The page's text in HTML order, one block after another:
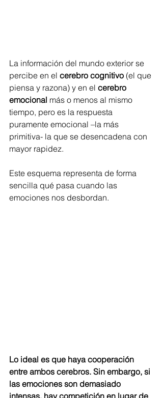
La información del mundo exterior se
percibe en el cerebro cognitivo (el que
piensa y razona) y en el cerebro
emocional más o menos al mismo
tiempo, pero es la respuesta
puramente emocional –la más
primitiva- la que se desencadena con
mayor rapidez.
Este esquema representa de forma
sencilla qué pasa cuando las
emociones nos desbordan.
Lo ideal es que haya cooperación
entre ambos cerebros. Sin embargo, si
las emociones son demasiado
intensas, hay competición en lugar de